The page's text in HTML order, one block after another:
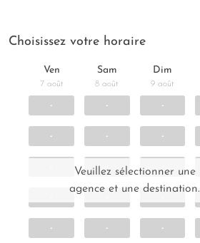
Choisissez votre horaire
Veuillez sélectionner une
agence et une destination.
Ven
7 août
Sam
8 août
Dim
9 août
-
-
-
-
-
-
-
-
-